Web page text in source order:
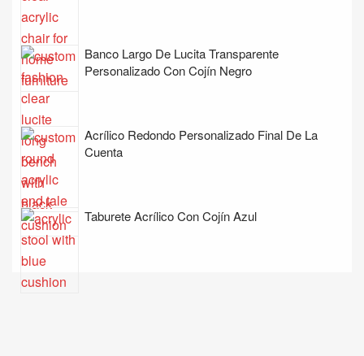
Banco Largo De Lucita Transparente
Personalizado Con Cojín Negro
Acrílico Redondo Personalizado Final De La
Cuenta
Taburete Acrílico Con Cojín Azul